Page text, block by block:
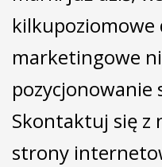
kilkupoziomowe
marketingowe
pozycjonowanie
Skontaktuj się z
strony